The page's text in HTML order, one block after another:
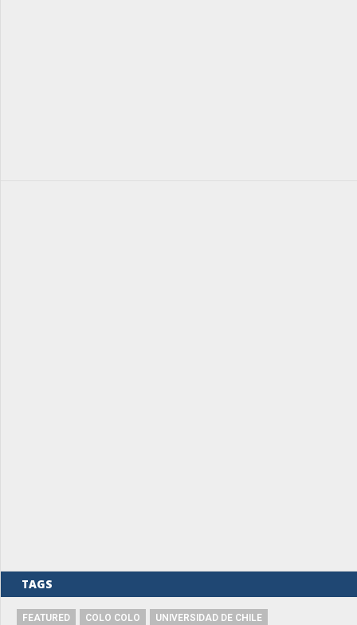
TAGS
FEATURED COLO COLO
UNIVERSIDAD DE CHILE